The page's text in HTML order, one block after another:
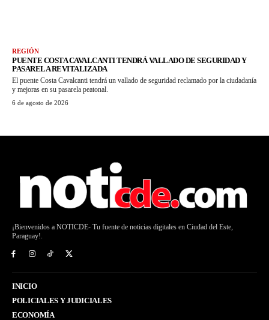
REGIÓN
PUENTE COSTA CAVALCANTI TENDRÁ VALLADO DE SEGURIDAD Y
PASARELA REVITALIZADA
El puente Costa Cavalcanti tendrá un vallado de seguridad reclamado por la ciudadanía
y mejoras en su pasarela peatonal.
6 de agosto de 2026
¡Bienvenidos a NOTICDE- Tu fuente de noticias digitales en Ciudad del Este,
Paraguay!.
INICIO
POLICIALES Y JUDICIALES
ECONOMÍA